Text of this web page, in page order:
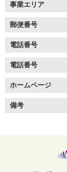
事業エリア
郵便番号
電話番号
電話番号
ホームページ
備考